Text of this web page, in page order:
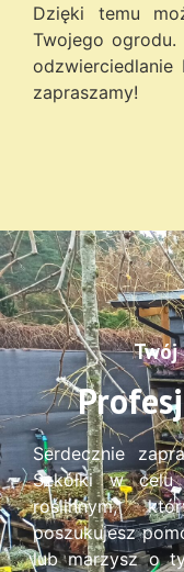
Dzięki temu
Twojego ogrodu.
odzwierciedlanie
zapraszamy!
Twój
Serdecznie
Szkółki w celu
roślinnym,
poszukujesz
lub marzysz o